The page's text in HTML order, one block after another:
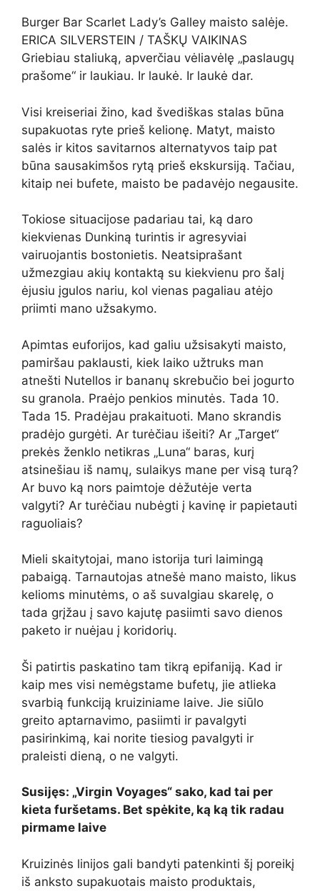
Burger Bar Scarlet Lady’s Galley maisto salėje.
ERICA SILVERSTEIN / TAŠKŲ VAIKINAS
Griebiau staliuką, apverčiau vėliavėlę „paslaugų
prašome“ ir laukiau. Ir laukė. Ir laukė dar.
Visi kreiseriai žino, kad švediškas stalas būna
supakuotas ryte prieš kelionę. Matyt, maisto
salės ir kitos savitarnos alternatyvos taip pat
būna sausakimšos rytą prieš ekskursiją. Tačiau,
kitaip nei bufete, maisto be padavėjo negausite.
Tokiose situacijose padariau tai, ką daro
kiekvienas Dunkiną turintis ir agresyviai
vairuojantis bostonietis. Neatsiprašant
užmezgiau akių kontaktą su kiekvienu pro šalį
ėjusiu įgulos nariu, kol vienas pagaliau atėjo
priimti mano užsakymo.
Apimtas euforijos, kad galiu užsisakyti maisto,
pamiršau paklausti, kiek laiko užtruks man
atnešti Nutellos ir bananų skrebučio bei jogurto
su granola. Praėjo penkios minutės. Tada 10.
Tada 15. Pradėjau prakaituoti. Mano skrandis
pradėjo gurgėti. Ar turėčiau išeiti? Ar „Target“
prekės ženklo netikras „Luna“ baras, kurį
atsinešiau iš namų, sulaikys mane per visą turą?
Ar buvo ką nors paimtoje dėžutėje verta
valgyti? Ar turėčiau nubėgti į kavinę ir papietauti
raguoliais?
Mieli skaitytojai, mano istorija turi laimingą
pabaigą. Tarnautojas atnešė mano maisto, likus
kelioms minutėms, o aš suvalgiau skarelę, o
tada grįžau į savo kajutę pasiimti savo dienos
paketo ir nuėjau į koridorių.
Ši patirtis paskatino tam tikrą epifaniją. Kad ir
kaip mes visi nemėgstame bufetų, jie atlieka
svarbią funkciją kruiziniame laive. Jie siūlo
greito aptarnavimo, pasiimti ir pavalgyti
pasirinkimą, kai norite tiesiog pavalgyti ir
praleisti dieną, o ne valgyti.
Susijęs: „Virgin Voyages“ sako, kad tai per
kieta furšetams. Bet spėkite, ką ką tik radau
pirmame laive
Kruizinės linijos gali bandyti patenkinti šį poreikį
iš anksto supakuotais maisto produktais,